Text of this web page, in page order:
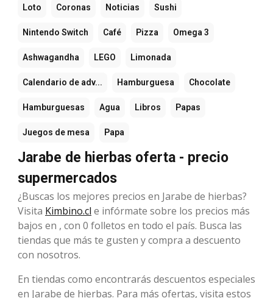
Loto Coronas Noticias Sushi
Nintendo Switch Café Pizza Omega 3
Ashwagandha LEGO Limonada
Calendario de adv... Hamburguesa Chocolate
Hamburguesas Agua Libros Papas
Juegos de mesa Papa
Jarabe de hierbas oferta - precio
supermercados
¿Buscas los mejores precios en Jarabe de hierbas?
Visita Kimbino.cl e infórmate sobre los precios más
bajos en , con 0 folletos en todo el país. Busca las
tiendas que más te gusten y compra a descuento
con nosotros.
En tiendas como encontrarás descuentos especiales
en Jarabe de hierbas. Para más ofertas, visita estos